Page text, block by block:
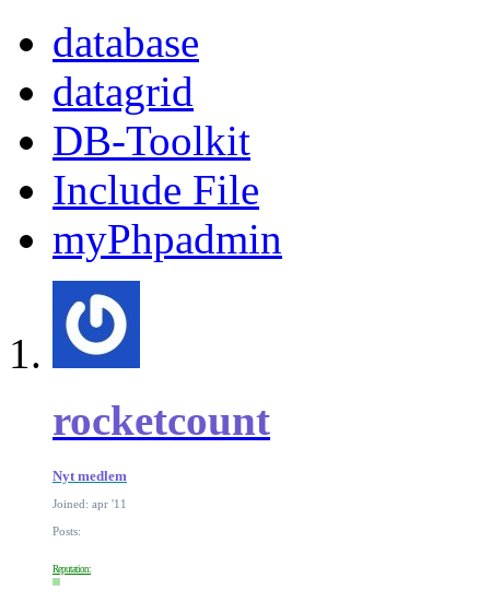
database
datagrid
DB-Toolkit
Include File
myPhpadmin
rocketcount
Nyt medlem
Joined: apr '11
Posts:
Reputation: